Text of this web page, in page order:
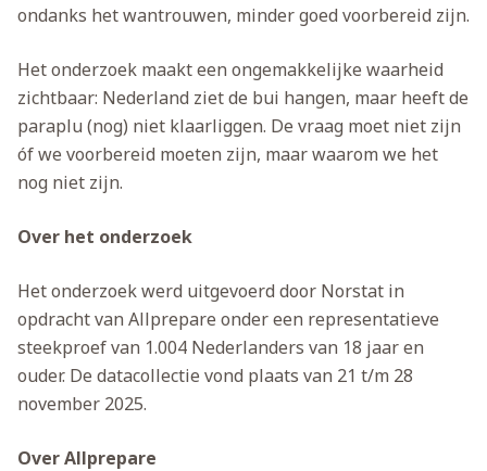
ondanks het wantrouwen, minder goed voorbereid zijn.
Het onderzoek maakt een ongemakkelijke waarheid
zichtbaar: Nederland ziet de bui hangen, maar heeft de
paraplu (nog) niet klaarliggen. De vraag moet niet zijn
óf we voorbereid moeten zijn, maar waarom we het
nog niet zijn.
Over het onderzoek
Het onderzoek werd uitgevoerd door Norstat in
opdracht van Allprepare onder een representatieve
steekproef van 1.004 Nederlanders van 18 jaar en
ouder. De datacollectie vond plaats van 21 t/m 28
november 2025.
Over Allprepare